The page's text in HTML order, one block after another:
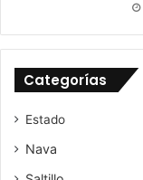
Categorías
Estado
Nava